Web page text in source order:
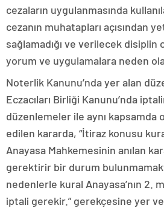
cezaların uygulanmasında
cezanın muhatapları açısından
sağlamadığı ve verilecek disiplin
yorum ve uygulamalara neden
Noterlik Kanunu’nda yer alan
Eczacıları Birliği Kanunu’nda
düzenlemeler ile aynı kapsamda
edilen kararda, “İtiraz konusu
Anayasa Mahkemesinin anılan
gerektirir bir durum
nedenlerle kural Anayasa’nın 2.
iptali gerekir.” gerekçesine yer